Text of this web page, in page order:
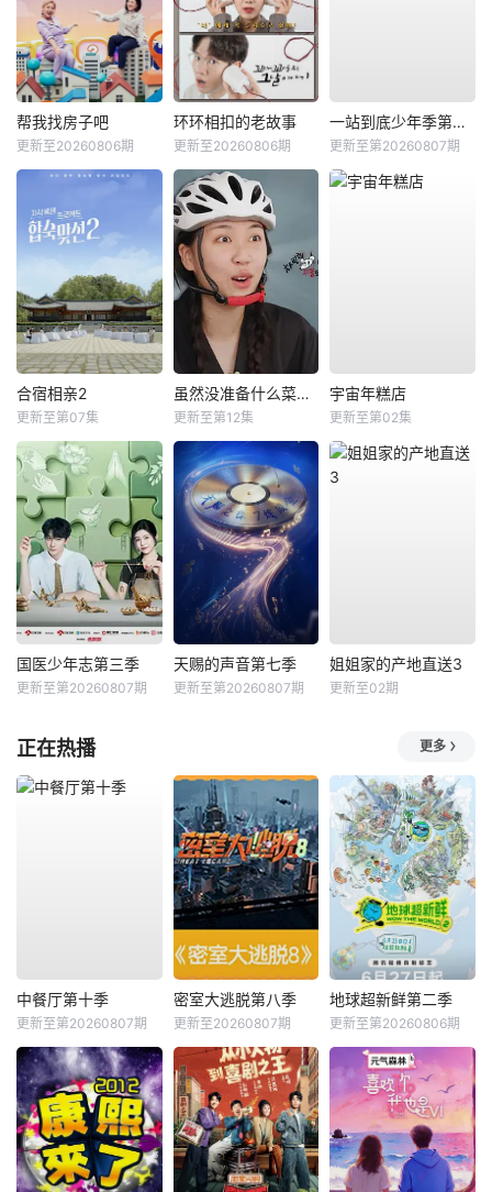
帮我找房子吧
更新至20260806期
环环相扣的老故事
更新至20260806期
一站到底少年季第二季
更新至第20260807期
合宿相亲2
更新至第07集
虽然没准备什么菜第四季
更新至第12集
宇宙年糕店
更新至第02集
国医少年志第三季
更新至第20260807期
天赐的声音第七季
更新至第20260807期
姐姐家的产地直送3
更新至02期
正在热播 更多
中餐厅第十季
更新至第20260807期
密室大逃脱第八季
更新至20260807期
地球超新鲜第二季
更新至第20260806期